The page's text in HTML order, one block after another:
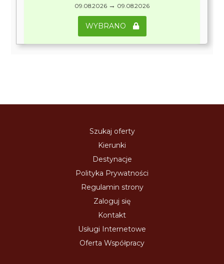
09.08.2026 → 09.08.2026
WYBRANO
Szukaj oferty
Kierunki
Destynacje
Polityka Prywatności
Regulamin strony
Zaloguj się
Kontakt
Usługi Internetowe
Oferta Współpracy